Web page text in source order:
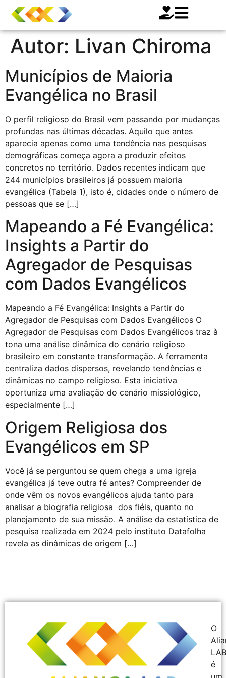
Autor: Livan Chiroma
Municípios de Maioria
Evangélica no Brasil
O perfil religioso do Brasil vem passando por mudanças
profundas nas últimas décadas. Aquilo que antes
aparecia apenas como uma tendência nas pesquisas
demográficas começa agora a produzir efeitos
concretos no território. Dados recentes indicam que
244 municípios brasileiros já possuem maioria
evangélica (Tabela 1), isto é, cidades onde o número de
pessoas que se […]
Mapeando a Fé Evangélica:
Insights a Partir do
Agregador de Pesquisas
com Dados Evangélicos
Mapeando a Fé Evangélica: Insights a Partir do
Agregador de Pesquisas com Dados Evangélicos O
Agregador de Pesquisas com Dados Evangélicos traz à
tona uma análise dinâmica do cenário religioso
brasileiro em constante transformação. A ferramenta
centraliza dados dispersos, revelando tendências e
dinâmicas no campo religioso. Esta iniciativa
oportuniza uma avaliação do cenário missiológico,
especialmente […]
Origem Religiosa dos
Evangélicos em SP
Você já se perguntou se quem chega a uma igreja
evangélica já teve outra fé antes? Compreender de
onde vêm os novos evangélicos ajuda tanto para
analisar a biografia religiosa dos fiéis, quanto no
planejamento de sua missão. A análise da estatística de
pesquisa realizada em 2024 pelo instituto Datafolha
revela as dinâmicas de origem […]
O
LAB
é